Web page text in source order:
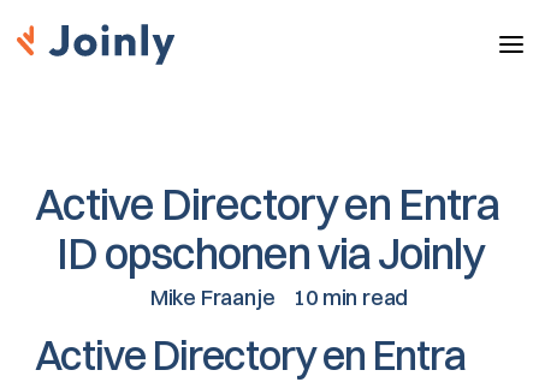
Active Directory en Entra
ID opschonen via Joinly
Mike Fraanje 10 min read
Active Directory en Entra